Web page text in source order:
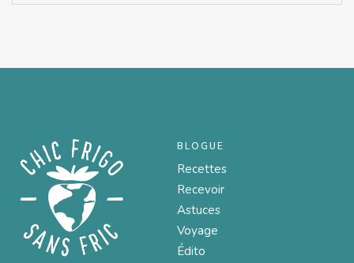
BLOGUE
Recettes
Recevoir
Astuces
Voyage
Édito